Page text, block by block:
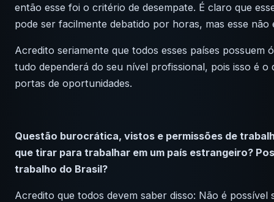
então esse foi o critério de desempate. É claro que
pode ser facilmente debatido por horas, mas esse
Acredito seriamente que todos esses países possuem
tudo dependerá do seu nível profissional, pois isso é o
portas de oportunidades.
Questão burocrática, vistos e permissões de
que tirar para trabalhar em um país estrangeiro?
trabalho do Brasil?
Acredito que todos devem saber disso: Não é possível